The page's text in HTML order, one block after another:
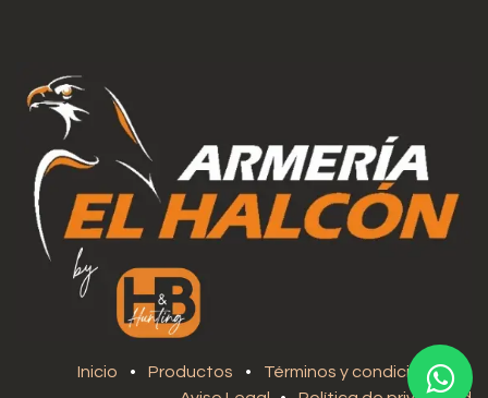
Inicio • Productos • Términos y condiciones
•